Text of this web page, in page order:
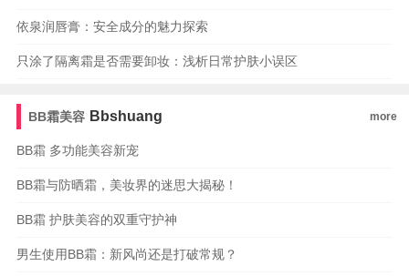
依泉润唇膏：安全成分的魅力探索
只涂了隔离霜是否需要卸妆：浅析日常护肤小误区
BB霜美容 Bbshuang more
BB霜 多功能美容新宠
BB霜与防晒霜，美妆界的迷思大揭秘！
BB霜 护肤美容的双重守护神
男生使用BB霜：新风尚还是打破常规？